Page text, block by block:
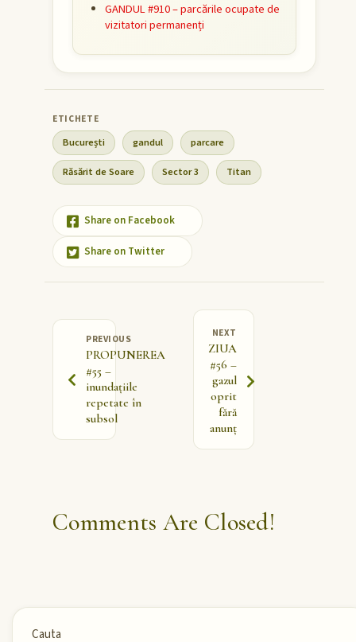
GANDUL #910 – parcările ocupate de
vizitatori permanenți
București gandul parcare
Răsărit de Soare Sector 3 Titan
Share on Facebook
Share on Twitter
PREVIOUS
PROPUNEREA
#55 –
inundațiile
repetate în
subsol
NEXT
ZIUA
#56 –
gazul
oprit
fără
anunț
Comments Are Closed!
Cauta